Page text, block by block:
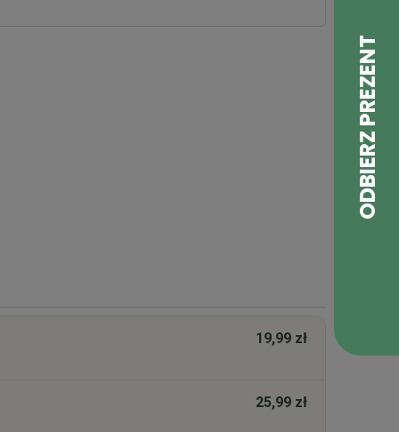
różni ją większy udział soku z kiszonej
wyraźnie ją równoważą.
19,99 zł
25,99 zł